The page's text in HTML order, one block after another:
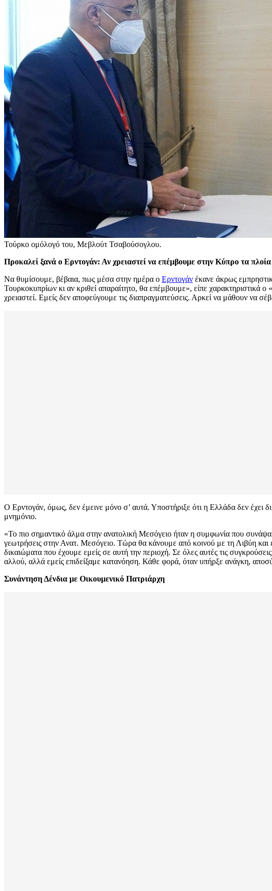
Τούρκο ομόλογό του, Μεβλούτ Τσαβούσογλου.
Προκαλεί ξανά ο Ερντογάν: Αν χρειαστεί να επέμβουμε στην Κύπρο τα πλοία
Να θυμίσουμε, βέβαια, πως μέσα στην ημέρα ο Ερντογάν έκανε άκρως
Τουρκοκυπρίων κι αν κριθεί απαραίτητο, θα επέμβουμε», είπε χαρακτηριστικά
χρειαστεί. Εμείς δεν αποφεύγουμε τις διαπραγματεύσεις. Αρκεί να μάθουν να
Ο Ερντογάν, όμως, δεν έμεινε μόνο σ’ αυτά. Υποστήριξε ότι η Ελλάδα δεν έχει
μνημόνιο.
«Το πιο σημαντικό άλμα στην ανατολική Μεσόγειο ήταν η συμφωνία που
γεωτρήσεις στην Ανατ. Μεσόγειο. Τώρα θα κάνουμε από κοινού με τη Λιβύη και
δικαιώματα που έχουμε εμείς σε αυτή την περιοχή. Σε όλες αυτές τις
αλλού, αλλά εμείς επιδείξαμε κατανόηση. Κάθε φορά, όταν υπήρξε ανάγκη,
Συνάντηση Δένδια με Οικουμενικό Πατριάρχη